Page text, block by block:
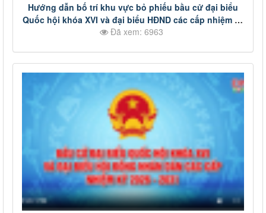
Hướng dẫn bố trí khu vực bỏ phiếu bầu cử đại biểu
Quốc hội khóa XVI và đại biểu HĐND các cấp nhiệm kỳ
2026-2031.
Đã xem: 6963